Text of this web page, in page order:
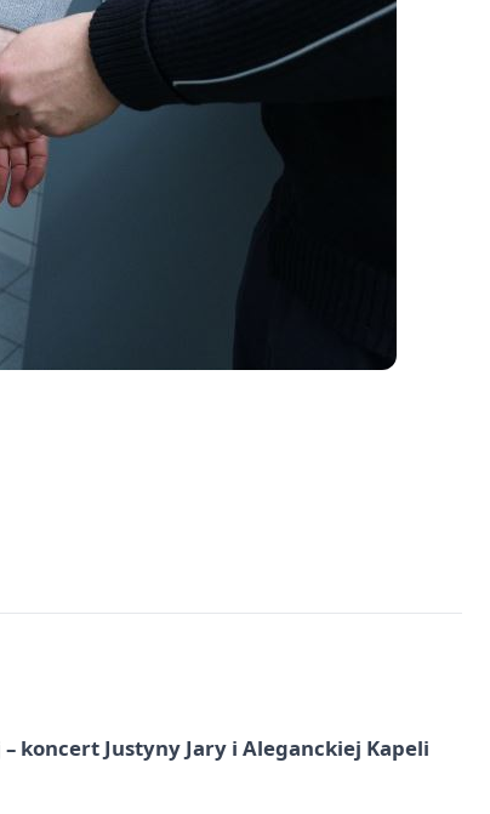
koncert Justyny Jary i Aleganckiej Kapeli